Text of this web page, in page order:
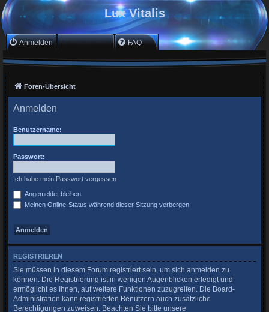
Lux Vitalis
Anmelden Registrieren FAQ
Foren-Übersicht
Anmelden
Benutzername:
Passwort:
Ich habe mein Passwort vergessen
Angemeldet bleiben
Meinen Online-Status während dieser Sitzung verbergen
REGISTRIEREN
Sie müssen in diesem Forum registriert sein, um sich anmelden zu
können. Die Registrierung ist in wenigen Augenblicken erledigt und
ermöglicht es Ihnen, auf weitere Funktionen zuzugreifen. Die Board-
Administration kann registrierten Benutzern auch zusätzliche
Berechtigungen zuweisen. Beachten Sie bitte unsere